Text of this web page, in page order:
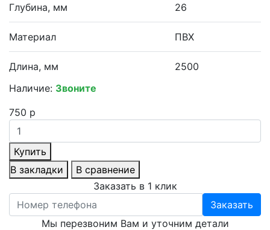
Глубина, мм 26
Материал ПВХ
Длина, мм
2500
Наличие: Звоните
750 р
Купить
В закладки
В сравнение
Заказать в 1 клик
Заказать
Мы перезвоним Вам и уточним детали